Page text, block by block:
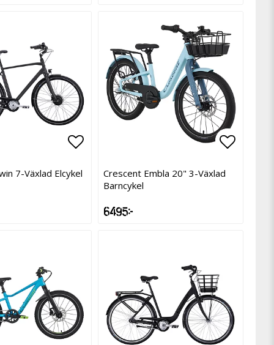
Lägg till i favoritlistan
Lägg till i favoritlistan
7-Växlad Elcykel
Lägg
Lägg
Crescent Embla 20" 3-Växlad
Barncykel
6 495 kr